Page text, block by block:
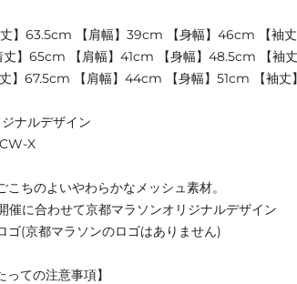
丈】63.5cm 【肩幅】39cm 【身幅】46cm 【袖
丈】65cm 【肩幅】41cm 【身幅】48.5cm 【袖
】67.5cm 【肩幅】44cm 【身幅】51cm 【袖丈
ナルデザイン
X
ちのよいやわらかなメッシュ素材。
催に合わせて京都マラソンオリジナルデザイン
ゴ(京都マラソンのロゴはありません)
っての注意事項】